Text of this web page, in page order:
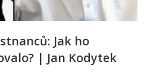
Jak ho
| Jan Kodytek